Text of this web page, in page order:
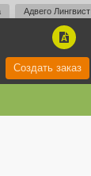
Адвего Лингвист
A
Создать заказ